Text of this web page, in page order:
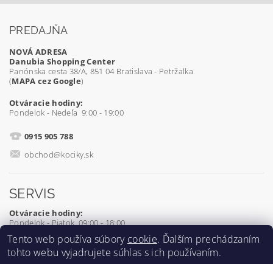
PREDAJŇA
NOVÁ ADRESA
Danubia Shopping Center
Panónska cesta 38/A, 851 04 Bratislava - Petržalka
(MAPA cez Google)
Otváracie hodiny:
Pondelok - Nedeľa 9:00 - 19:00
0915 905 788
obchod@kociky.sk
SERVIS
Otváracie hodiny:
Pondelok - Piatok 09:00 - 18:00
0905 539 927
Tento web používa súbory cookie. Ďalším prechádzaním
tohto webu vyjadrujete súhlas s ich používaním.